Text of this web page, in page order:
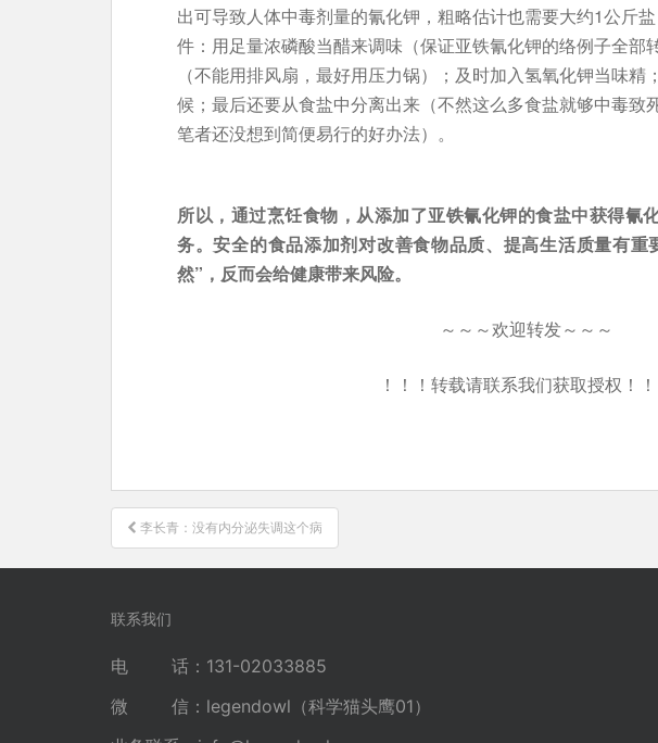
出可导致人体中毒剂量的氰化钾，粗略估计也需要大约1公斤
件：用足量浓磷酸当醋来调味（保证亚铁氰化钾的络例子全部
（不能用排风扇，最好用压力锅）；及时加入氢氧化钾当味精
候；最后还要从食盐中分离出来（不然这么多食盐就够中毒致
笔者还没想到简便易行的好办法）。
所以，通过烹饪食物，从添加了亚铁氰化钾的食盐中获得氰
务。安全的食品添加剂对改善食物品质、提高生活质量有重
然”，反而会给健康带来风险。
～～～欢迎转发～～～
！！！转载请联系我们获取授权！！
文
章
导
李长青：没有内分泌失调这个病
联系我们
电 话：131-02033885
微 信：legendowl（科学猫头鹰01）